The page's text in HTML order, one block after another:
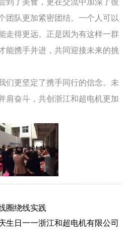
到了美食，更在交流中加深了彼
团队更加紧密团结。一个人可以
走得更远。正是因为有这样一群
能携手并进，共同迎接未来的挑
们更坚定了携手同行的信念。未
肩奋斗，共创浙江和超电机更加
圈绕线实践
生日一一浙江和超电机有限公司